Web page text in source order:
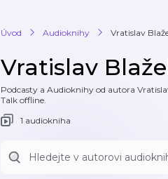
Úvod Audioknihy Vratislav
Vratislav
Podcasty a Audioknihy od autora
Talk offline.
1 audiokniha